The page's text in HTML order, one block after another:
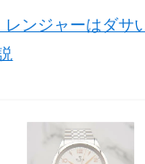
レンジャーはダサ